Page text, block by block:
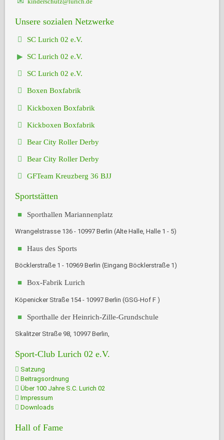
Unsere sozialen Netzwerke
SC Lurich 02 e.V.
SC Lurich 02 e.V.
SC Lurich 02 e.V.
Boxen Boxfabrik
Kickboxen Boxfabrik
Kickboxen Boxfabrik
Bear City Roller Derby
Bear City Roller Derby
GFTeam Kreuzberg 36 BJJ
Sportstätten
Sporthallen Mariannenplatz
Wrangelstrasse 136 - 10997 Berlin (Alte Halle, Halle 1 - 5)
Haus des Sports
Böcklerstraße 1 - 10969 Berlin (Eingang Böcklerstraße 1)
Box-Fabrik Lurich
Köpenicker Straße 154 - 10997 Berlin (GSG-Hof F )
Sporthalle der Heinrich-Zille-Grundschule
Skalitzer Straße 98, 10997 Berlin,
Sport-Club Lurich 02 e.V.
Satzung
Beitragsordnung
Über 100 Jahre S.C. Lurich 02
Impressum
Downloads
Hall of Fame